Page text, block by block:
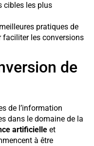
cibles les plus
pratiques de
faciliter les conversions
de
de l’information
dans le domaine de la
artificielle et
à être